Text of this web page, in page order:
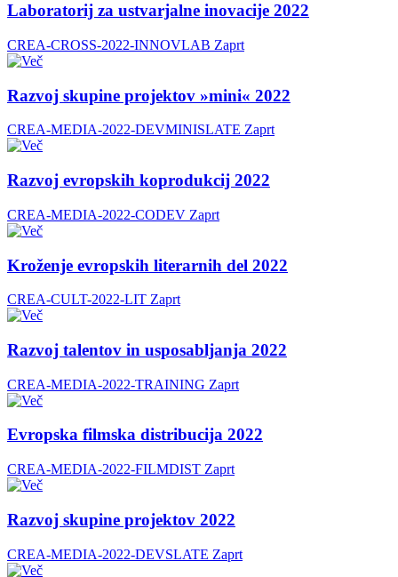
Laboratorij za ustvarjalne inovacije 2022
CREA-CROSS-2022-INNOVLAB Zaprt
Razvoj skupine projektov »mini« 2022
CREA-MEDIA-2022-DEVMINISLATE Zaprt
Razvoj evropskih koprodukcij 2022
CREA-MEDIA-2022-CODEV Zaprt
Kroženje evropskih literarnih del 2022
CREA-CULT-2022-LIT Zaprt
Razvoj talentov in usposabljanja 2022
CREA-MEDIA-2022-TRAINING Zaprt
Evropska filmska distribucija 2022
CREA-MEDIA-2022-FILMDIST Zaprt
Razvoj skupine projektov 2022
CREA-MEDIA-2022-DEVSLATE Zaprt